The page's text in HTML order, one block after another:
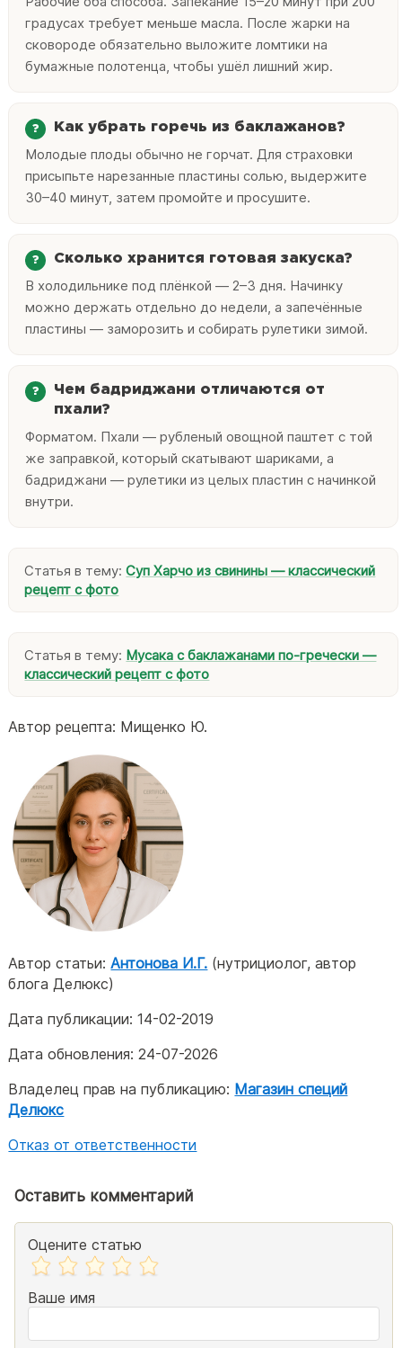
градусах требует меньше масла. После жарки на
сковороде обязательно выложите ломтики на
бумажные полотенца, чтобы ушёл лишний жир.
Как убрать горечь из баклажанов?
Молодые плоды обычно не горчат. Для страховки
присыпьте нарезанные пластины солью, выдержите
30–40 минут, затем промойте и просушите.
Сколько хранится готовая закуска?
В холодильнике под плёнкой — 2–3 дня. Начинку
можно держать отдельно до недели, а запечённые
пластины — заморозить и собирать рулетики зимой.
Чем бадриджани отличаются от
пхали?
Форматом. Пхали — рубленый овощной паштет с той
же заправкой, который скатывают шариками, а
бадриджани — рулетики из целых пластин с начинкой
внутри.
Статья в тему:Суп Харчо из свинины — классический
рецепт с фото
Статья в тему: Мусака с баклажанами по-гречески —
классический рецепт с фото
Автор рецепта: Мищенко Ю.
Автор статьи:Антонова И.Г. (нутрициолог, автор
блога Делюкс)
Дата публикации:14-02-2019
Дата обновления: 24-07-2026
Владелец прав на публикацию: Магазин специй
Делюкс
Отказ от ответственности
Оставить комментарий
Оцените статью
Ваше имя